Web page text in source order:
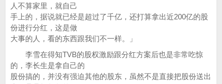
人不算家里，就自己
手上的，据说就已经是超过了千亿，还打算拿出近200亿的股
份进行分红，这是做
大事的人，看的东西跟我们不一样。」
李雪在得知TVB的股权激励跟分红方案后也是非常吃惊
的，李长生是拿自己的
股份搞的，并没有强迫其他的股东，虽然不是直接把股份送出